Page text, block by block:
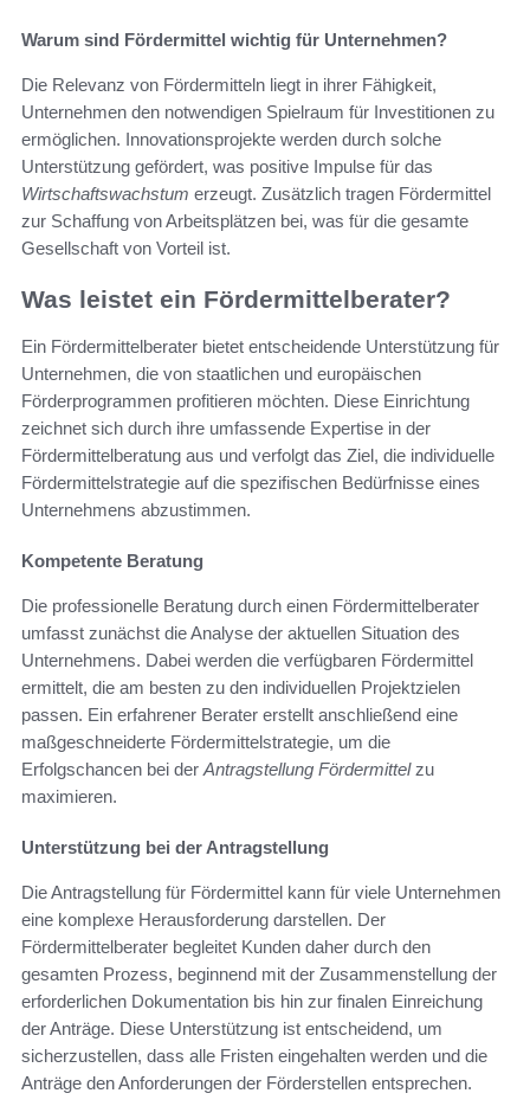
Warum sind Fördermittel wichtig für Unternehmen?
Die Relevanz von Fördermitteln liegt in ihrer Fähigkeit,
Unternehmen den notwendigen Spielraum für Investitionen zu
ermöglichen. Innovationsprojekte werden durch solche
Unterstützung gefördert, was positive Impulse für das
Wirtschaftswachstum erzeugt. Zusätzlich tragen Fördermittel
zur Schaffung von Arbeitsplätzen bei, was für die gesamte
Gesellschaft von Vorteil ist.
Was leistet ein Fördermittelberater?
Ein Fördermittelberater bietet entscheidende Unterstützung für
Unternehmen, die von staatlichen und europäischen
Förderprogrammen profitieren möchten. Diese Einrichtung
zeichnet sich durch ihre umfassende Expertise in der
Fördermittelberatung aus und verfolgt das Ziel, die individuelle
Fördermittelstrategie auf die spezifischen Bedürfnisse eines
Unternehmens abzustimmen.
Kompetente Beratung
Die professionelle Beratung durch einen Fördermittelberater
umfasst zunächst die Analyse der aktuellen Situation des
Unternehmens. Dabei werden die verfügbaren Fördermittel
ermittelt, die am besten zu den individuellen Projektzielen
passen. Ein erfahrener Berater erstellt anschließend eine
maßgeschneiderte Fördermittelstrategie, um die
Erfolgschancen bei der Antragstellung Fördermittelzu
maximieren.
Unterstützung bei der Antragstellung
Die Antragstellung für Fördermittel kann für viele Unternehmen
eine komplexe Herausforderung darstellen. Der
Fördermittelberater begleitet Kunden daher durch den
gesamten Prozess, beginnend mit der Zusammenstellung der
erforderlichen Dokumentation bis hin zur finalen Einreichung
der Anträge. Diese Unterstützung ist entscheidend, um
sicherzustellen, dass alle Fristen eingehalten werden und die
Anträge den Anforderungen der Förderstellen entsprechen.